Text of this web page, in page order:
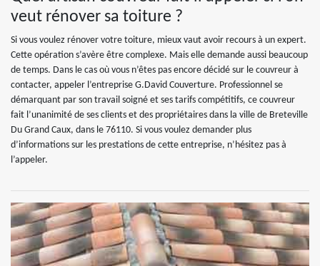
veut rénover sa toiture ?
Si vous voulez rénover votre toiture, mieux vaut avoir recours à un expert.
Cette opération s’avère être complexe. Mais elle demande aussi beaucoup
de temps. Dans le cas où vous n’êtes pas encore décidé sur le couvreur à
contacter, appeler l’entreprise G.David Couverture. Professionnel se
démarquant par son travail soigné et ses tarifs compétitifs, ce couvreur
fait l’unanimité de ses clients et des propriétaires dans la ville de Breteville
Du Grand Caux, dans le 76110. Si vous voulez demander plus
d’informations sur les prestations de cette entreprise, n’hésitez pas à
l’appeler.